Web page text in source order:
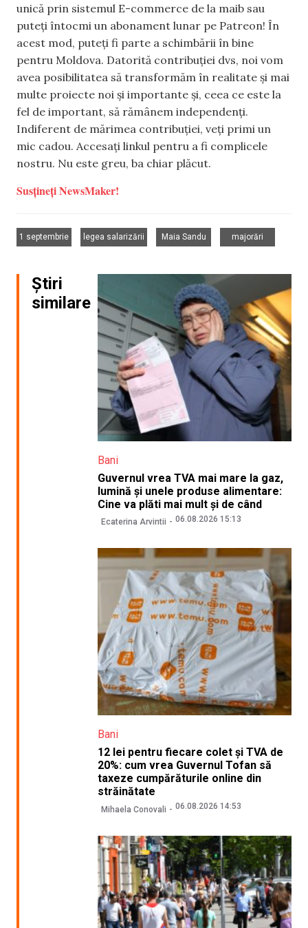
unică prin sistemul E-commerce de la maib sau
puteți întocmi un abonament lunar pe Patreon! În
acest mod, puteți fi parte a schimbării în bine
pentru Moldova. Datorită contribuției dvs, noi vom
avea posibilitatea să transformăm în realitate și mai
multe proiecte noi și importante și, ceea ce este la
fel de important, să rămânem independenți.
Indiferent de mărimea contribuției, veți primi un
mic cadou. Accesați linkul pentru a fi complicele
nostru. Nu este greu, ba chiar plăcut.
Susțineți NewsMaker!
1 septembrie
legea salarizării
Maia Sandu
majorări
Știri
similare
Bani
Guvernul vrea TVA mai mare la gaz,
lumină și unele produse alimentare:
Cine va plăti mai mult și de când
Ecaterina Arvintii 06.08.2026 15:13
Bani
12 lei pentru fiecare colet și TVA de
20%: cum vrea Guvernul Tofan să
taxeze cumpărăturile online din
străinătate
Mihaela Conovali 06.08.2026 14:53